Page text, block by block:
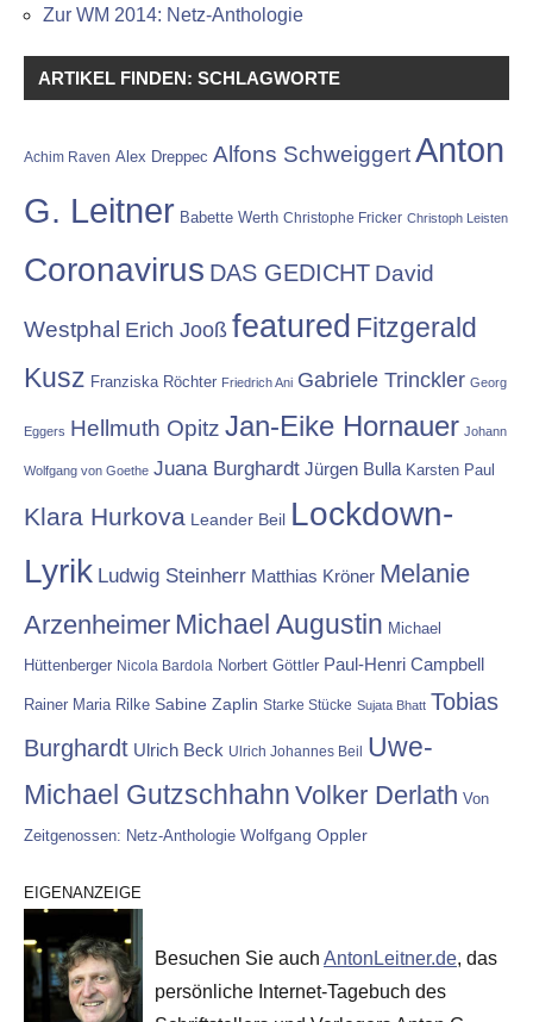
Zur WM 2014: Netz-Anthologie
ARTIKEL FINDEN: SCHLAGWORTE
Achim Raven Alex Dreppec Alfons SchweiggertAnton
G. Leitner Babette Werth Christophe Fricker Christoph Leisten
Coronavirus DAS GEDICHT David
Westphal Erich Jooß featured Fitzgerald
Kusz Franziska Röchter Friedrich Ani Gabriele Trinckler Georg
Eggers Hellmuth Opitz Jan-Eike Hornauer Johann
Wolfgang von Goethe Juana Burghardt Jürgen Bulla Karsten Paul
Klara Hurkova Leander Beil Lockdown-
Lyrik Ludwig Steinherr Matthias Kröner Melanie
Arzenheimer Michael Augustin Michael
Hüttenberger Nicola Bardola Norbert Göttler Paul-Henri Campbell
Rainer Maria Rilke Sabine Zaplin Starke Stücke Sujata Bhatt Tobias
Burghardt Ulrich Beck Ulrich Johannes Beil
Uwe-
Michael Gutzschhahn Volker Derlath Von
Zeitgenossen: Netz-Anthologie Wolfgang Oppler
EIGENANZEIGE
Besuchen Sie auch AntonLeitner.de, das
persönliche Internet-Tagebuch des